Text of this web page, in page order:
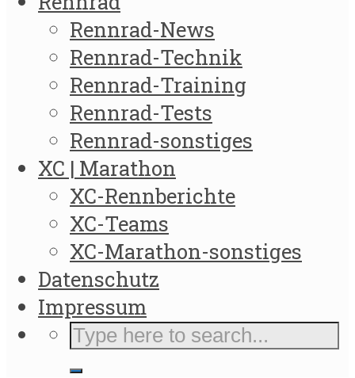
Rennrad-News
Rennrad-Technik
Rennrad-Training
Rennrad-Tests
Rennrad-sonstiges
XC | Marathon
XC-Rennberichte
XC-Teams
XC-Marathon-sonstiges
Datenschutz
Impressum